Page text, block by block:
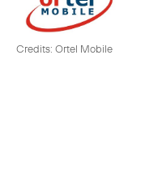
Credits: Ortel Mobile